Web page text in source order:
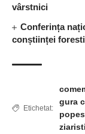
vârstnici
Conferința
conștiinței
Etichetat:
gura